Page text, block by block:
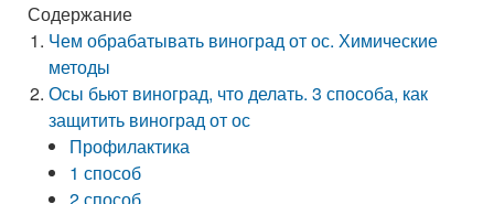
Содержание
Чем обрабатывать виноград от ос. Химические
методы
Осы бьют виноград, что делать. 3 способа, как
защитить виноград от ос
Профилактика
1 способ